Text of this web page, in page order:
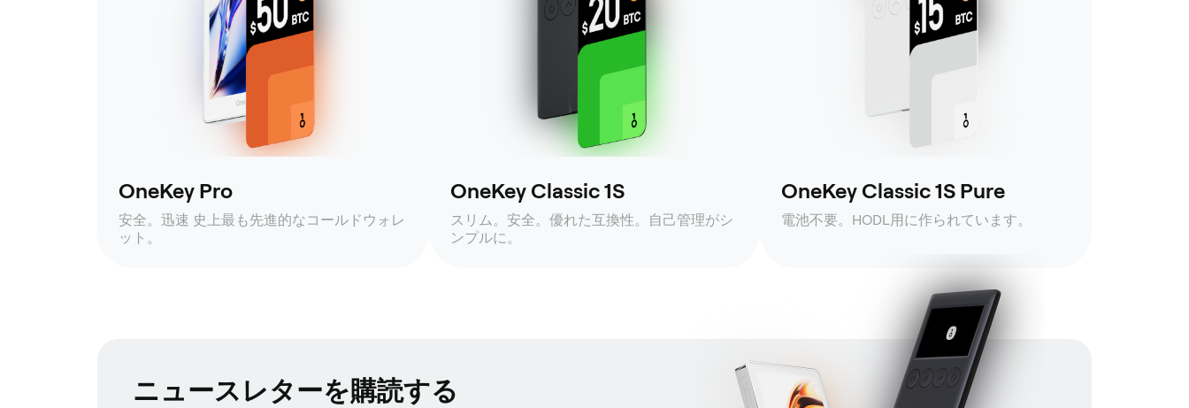
OneKey Pro
安全。迅速 史上最も先進的なコールドウォレ
ット。
OneKey Classic 1S
スリム。安全。優れた互換性。自己管理がシ
ンプルに。
OneKey Classic 1S Pure
電池不要。HODL用に作られています。
ニュースレターを購読する